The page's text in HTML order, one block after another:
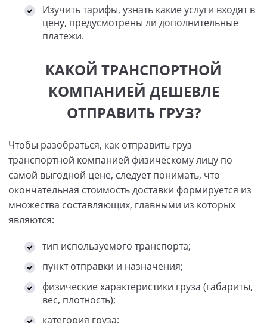
Изучить тарифы, узнать какие услуги входят в
цену, предусмотрены ли дополнительные
платежи.
КАКОЙ ТРАНСПОРТНОЙ
КОМПАНИЕЙ ДЕШЕВЛЕ
ОТПРАВИТЬ ГРУЗ?
Чтобы разобраться, как отправить груз
транспортной компанией физическому лицу по
самой выгодной цене, следует понимать, что
окончательная стоимость доставки формируется из
множества составляющих, главными из которых
являются:
тип используемого транспорта;
пункт отправки и назначения;
физические характеристики груза (габариты,
вес, плотность);
категория груза;